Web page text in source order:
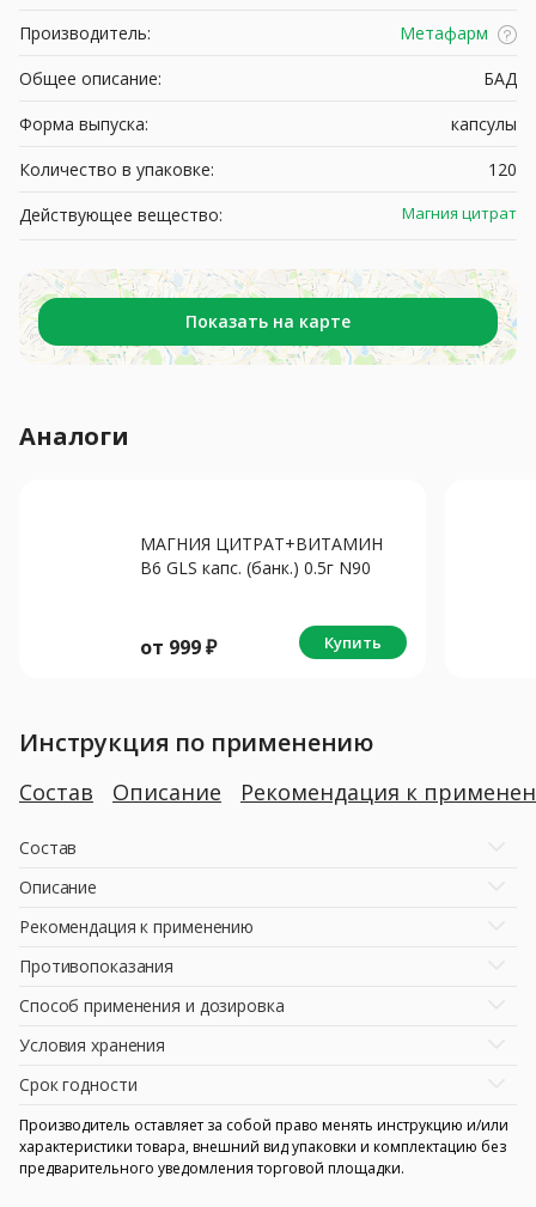
Производитель:
Метафарм
Общее описание:
БАД
Форма выпуска:
капсулы
Количество в упаковке:
120
Действующее вещество:
Магния цитрат
Показать на карте
Аналоги
МАГНИЯ ЦИТРАТ+ВИТАМИН
В6 GLS капс. (банк.) 0.5г N90
от 999₽ Купить
Инструкция по применению
Состав Описание Рекомендация к
Состав
Описание
Рекомендация к применению
Противопоказания
Способ применения и дозировка
Условия хранения
Срок годности
Производитель оставляет за собой право менять инструкцию и/или
характеристики товара, внешний вид упаковки и комплектацию без
предварительного уведомления торговой площадки.